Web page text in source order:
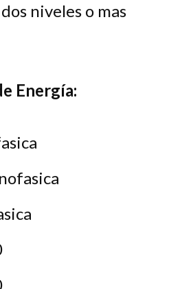
niveles o mas
Energía: